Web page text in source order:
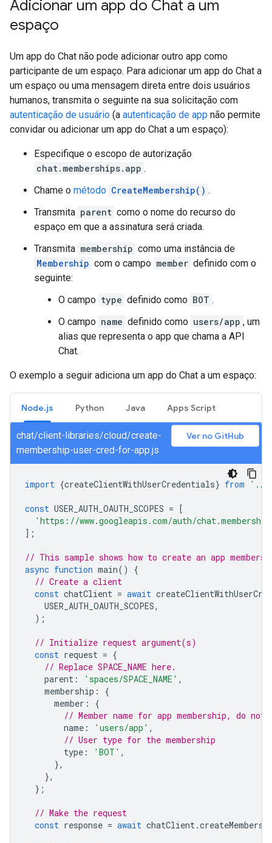
Adicionar um app do Chat a um
espaço
Um app do Chat não pode adicionar outro app como
participante de um espaço. Para adicionar um app do Chat a
um espaço ou uma mensagem direta entre dois usuários
humanos, transmita o seguinte na sua solicitação com
autenticação de usuário (a autenticação de app não permite
convidar ou adicionar um app do Chat a um espaço):
Especifique o escopo de autorização
chat.memberships.app .
Chame o método CreateMembership() .
Transmita parent como o nome do recurso do
espaço em que a assinatura será criada.
Transmita membership como uma instância de
Membership com o campo member definido com o
seguinte:
O campo type definido como BOT .
O campo name definido como users/app , um
alias que representa o app que chama a API
Chat.
O exemplo a seguir adiciona um app do Chat a um espaço:
Node.js Python Java Apps Script
chat/client-libraries/cloud/create-
membership-user-cred-for-app.js
Ver no GitHub
import {createClientWithUserCredentials} from './
const USER_AUTH_OAUTH_SCOPES = [
'https://www.googleapis.com/auth/
];
// This sample shows how to create an app
async function main()
{
// Create a client
const chatClient = await
USER_AUTH_OAUTH_SCOPES,
);
// Initialize request argument(s)
const request = {
// Replace SPACE_NAME here.
parent : 'spaces/SPACE_NAME' ,
membership :
{
member :
{
// Member name for app membership, do not
name : 'users/app' ,
// User type for the membership
type : 'BOT' ,
},
},
};
// Make the request
const response = await chatClient.